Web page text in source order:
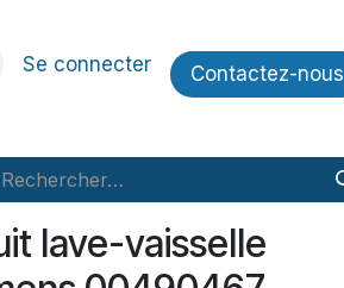
Se connecter Contactez​​-nous
lave-vaisselle